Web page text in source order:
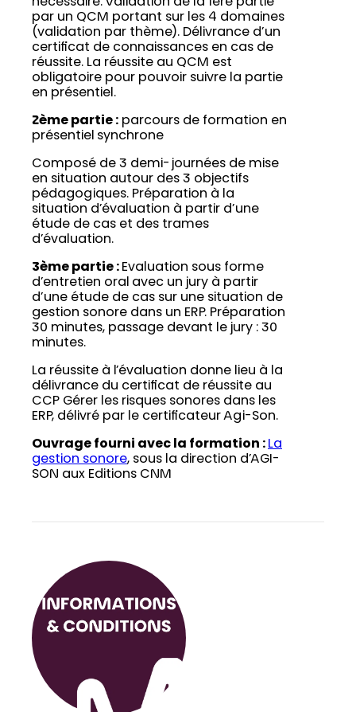
par un QCM portant sur les 4 domaines
(validation par thème). Délivrance d’un
certificat de connaissances en cas de
réussite. La réussite au QCM est
obligatoire pour pouvoir suivre la partie
en présentiel.
2ème partie : parcours de formation en
présentiel synchrone
Composé de 3 demi-journées de mise
en situation autour des 3 objectifs
pédagogiques. Préparation à la
situation d’évaluation à partir d’une
étude de cas et des trames
d’évaluation.
3ème partie : Evaluation sous forme
d’entretien oral avec un jury à partir
d’une étude de cas sur une situation de
gestion sonore dans un ERP. Préparation
30 minutes, passage devant le jury : 30
minutes.
La réussite à l’évaluation donne lieu à la
délivrance du certificat de réussite au
CCP Gérer les risques sonores dans les
ERP, délivré par le certificateur Agi-Son.
Ouvrage fourni avec la formation : La
gestion sonore, sous la direction d’AGI-
SON aux Editions CNM